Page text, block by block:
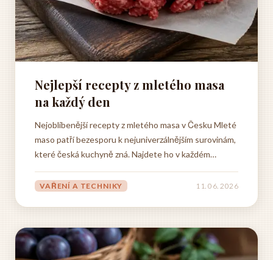
Nejlepší recepty z mletého masa
na každý den
Nejoblíbenější recepty z mletého masa v Česku Mleté
maso patří bezesporu k nejuniverzálnějším surovinám,
které česká kuchyně zná. Najdete ho v každém
domácnosti se pravidelně objevuje na talíři. Není divu,
VAŘENÍ A TECHNIKY 11. 06. 2026